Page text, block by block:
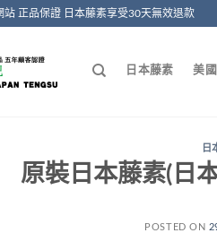
站 正品保證 日本藤素享受30天無效退款
日本藤素 美
日
原裝日本藤素(日
POSTED ON